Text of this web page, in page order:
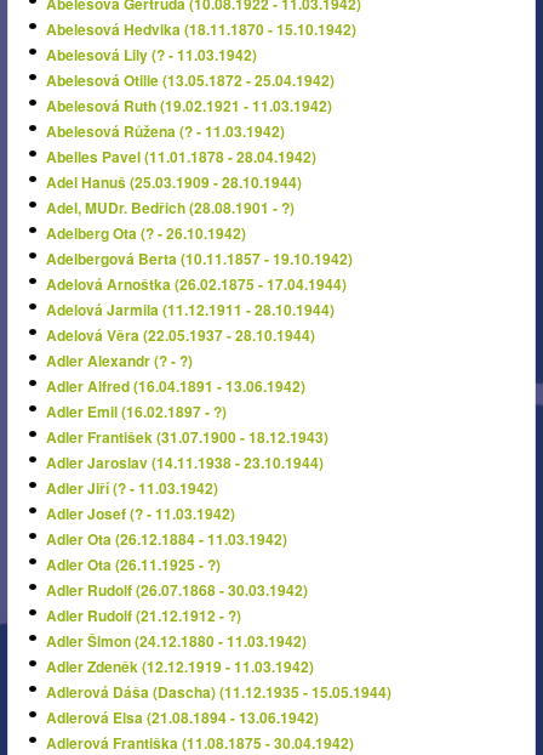
Abelesová Hedvika (18.11.1870 - 15.10.1942)
Abelesová Lily (? - 11.03.1942)
Abelesová Otilie (13.05.1872 - 25.04.1942)
Abelesová Ruth (19.02.1921 - 11.03.1942)
Abelesová Růžena (? - 11.03.1942)
Abelles Pavel (11.01.1878 - 28.04.1942)
Adel Hanuš (25.03.1909 - 28.10.1944)
Adel, MUDr. Bedřich (28.08.1901 - ?)
Adelberg Ota (? - 26.10.1942)
Adelbergová Berta (10.11.1857 - 19.10.1942)
Adelová Arnoštka (26.02.1875 - 17.04.1944)
Adelová Jarmila (11.12.1911 - 28.10.1944)
Adelová Věra (22.05.1937 - 28.10.1944)
Adler Alexandr (? - ?)
Adler Alfred (16.04.1891 - 13.06.1942)
Adler Emil (16.02.1897 - ?)
Adler František (31.07.1900 - 18.12.1943)
Adler Jaroslav (14.11.1938 - 23.10.1944)
Adler Jiří (? - 11.03.1942)
Adler Josef (? - 11.03.1942)
Adler Ota (26.12.1884 - 11.03.1942)
Adler Ota (26.11.1925 - ?)
Adler Rudolf (26.07.1868 - 30.03.1942)
Adler Rudolf (21.12.1912 - ?)
Adler Šimon (24.12.1880 - 11.03.1942)
Adler Zdeněk (12.12.1919 - 11.03.1942)
Adlerová Dáša (Dascha) (11.12.1935 - 15.05.1944)
Adlerová Elsa (21.08.1894 - 13.06.1942)
Adlerová Františka (11.08.1875 - 30.04.1942)